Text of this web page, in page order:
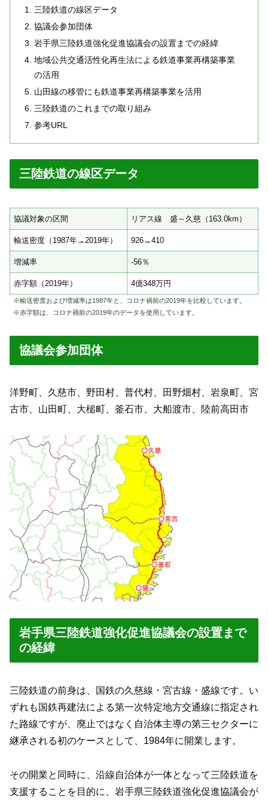
三陸鉄道の線区データ
協議会参加団体
岩手県三陸鉄道強化促進協議会の設置までの経緯
地域公共交通活性化再生法による鉄道事業再構築事業
の活用
山田線の移管にも鉄道事業再構築事業を活用
三陸鉄道のこれまでの取り組み
参考URL
三陸鉄道の線区データ
協議対象の区間 リアス線 盛～久慈（163.0km）
輸送密度（1987年→2019年） 926→410
増減率 -56％
赤字額（2019年） 4億348万円
※輸送密度および増減率は1987年と、コロナ禍前の2019年を比較しています。
※赤字額は、コロナ禍前の2019年のデータを使用しています。
協議会参加団体
洋野町、久慈市、野田村、普代村、田野畑村、岩泉町、宮
古市、山田町、大槌町、釜石市、大船渡市、陸前高田市
岩手県三陸鉄道強化促進協議会の設置まで
の経緯
三陸鉄道の前身は、国鉄の久慈線・宮古線・盛線です。い
ずれも国鉄再建法による第一次特定地方交通線に指定され
た路線ですが、廃止ではなく自治体主導の第三セクターに
継承される初のケースとして、1984年に開業します。
その開業と同時に、沿線自治体が一体となって三陸鉄道を
支援することを目的に、岩手県三陸鉄道強化促進協議会が